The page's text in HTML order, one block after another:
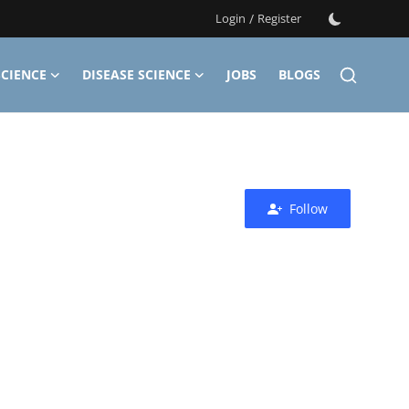
Login / Register
DISEASE SCIENCE JOBS
BLOGS
Follow